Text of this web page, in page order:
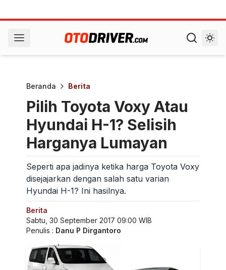
Beranda Berita
Pilih Toyota Voxy Atau
Hyundai H-1? Selisih
Harganya Lumayan
Seperti apa jadinya ketika harga Toyota Voxy
disejajarkan dengan salah satu varian
Hyundai H-1? Ini hasilnya.
Berita
Sabtu, 30 September 2017 09:00 WIB
Penulis : Danu P Dirgantoro